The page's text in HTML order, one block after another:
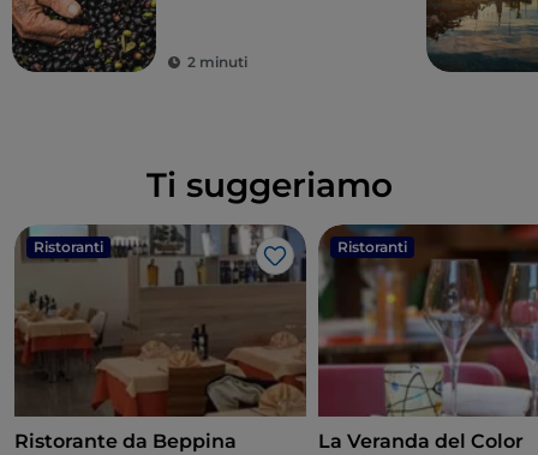
2 minuti
Ti suggeriamo
Ristoranti
Like
Ristorante da Beppina
Ristoranti
La Veranda del Color